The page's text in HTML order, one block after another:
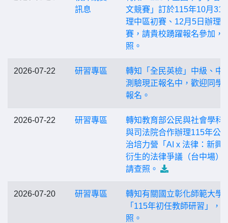
訊息
文競賽」訂於115年10月31
理中區初賽、12月5日辦理
賽，請貴校踴躍報名參加，
照。
2026-07-22 研習專區
轉知「全民英檢」中級、中
測驗現正報名中，歡迎同學
報名。
2026-07-22 研習專區
轉知教育部公民與社會學科
與司法院合作辦理115年公
治培力營「AI x 法律：新興
衍生的法律爭議（台中場）
請查照。
2026-07-20 研習專區
轉知有關國立彰化師範大學
「115年初任教師研習」，
照。